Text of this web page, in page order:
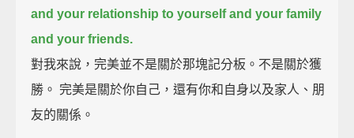
and your relationship to yourself and your family
and your friends.
對我來說，完美並不是關於那塊記分板。不是關於獲
勝。 完美是關於你自己，還有你和自身以及家人、朋
友的關係。